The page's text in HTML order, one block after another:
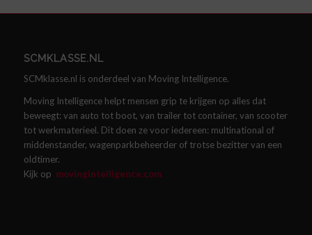
SCMKLASSE.NL
SCMklasse.nl is onderdeel van Moving Intelligence.
Moving Intelligence helpt mensen grip te krijgen op alles dat
beweegt: van auto tot boot, van trailer tot container, van scooter
tot werkmaterieel. Dit doen ze voor iedereen: multinational of
middenstander, wagenparkbeheerder of trotse bezitter van een
oldtimer.
Kijk op movingintelligence.com